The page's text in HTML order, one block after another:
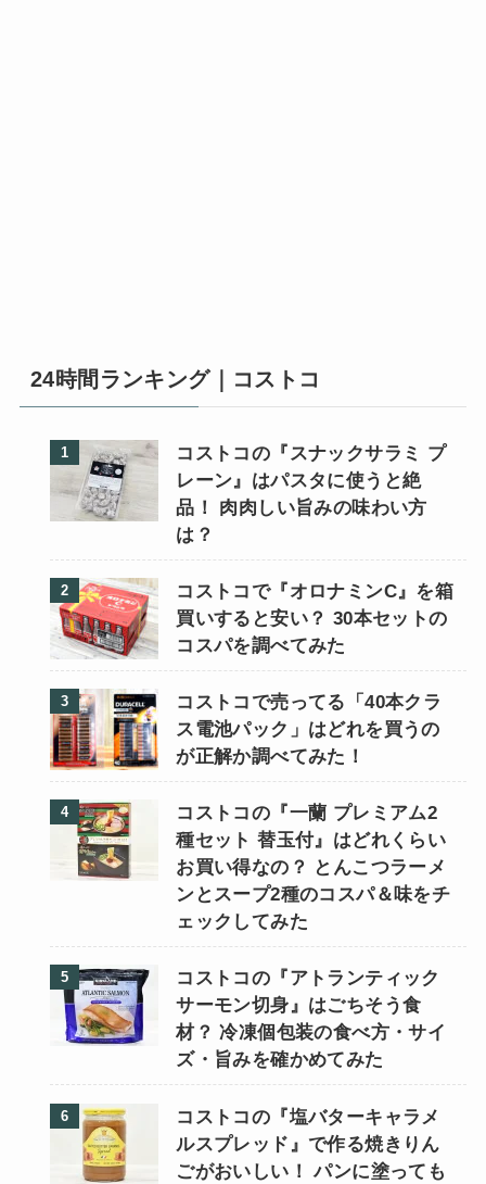
24時間ランキング｜コストコ
コストコの『スナックサラミ プ
レーン』はパスタに使うと絶
品！ 肉肉しい旨みの味わい方
は？
コストコで『オロナミンC』を箱
買いすると安い？ 30本セットの
コスパを調べてみた
コストコで売ってる「40本クラ
ス電池パック」はどれを買うの
が正解か調べてみた！
コストコの『一蘭 プレミアム2
種セット 替玉付』はどれくらい
お買い得なの？ とんこつラーメ
ンとスープ2種のコスパ＆味をチ
ェックしてみた
コストコの『アトランティック
サーモン切身』はごちそう食
材？ 冷凍個包装の食べ方・サイ
ズ・旨みを確かめてみた
コストコの『塩バターキャラメ
ルスプレッド』で作る焼きりん
ごがおいしい！ パンに塗っても